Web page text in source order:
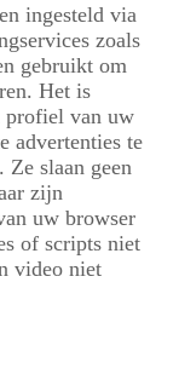
ingesteld via
zoals
gebruikt om
Het is
profiel van uw
advertenties te
Ze slaan geen
zijn
uw browser
of scripts niet
video niet